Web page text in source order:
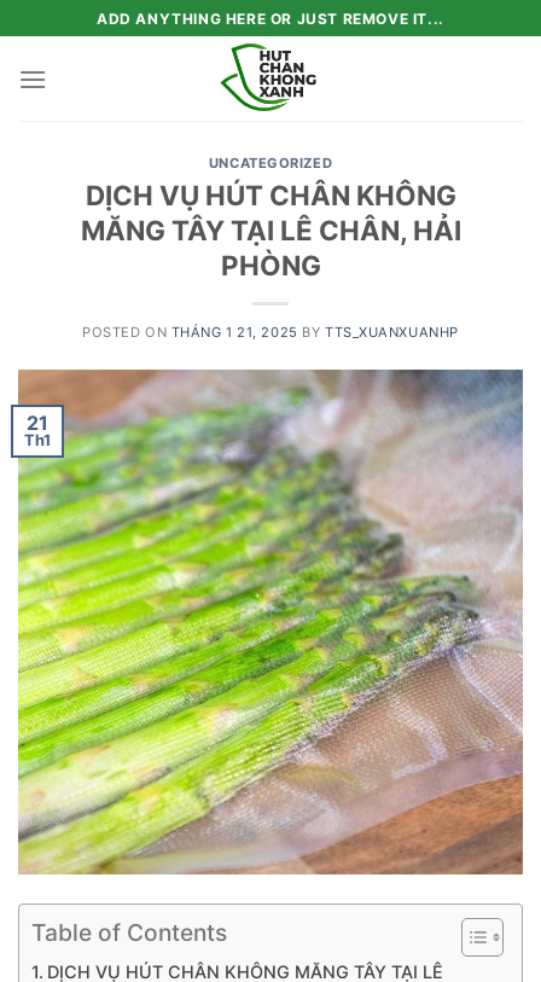
to
content
ADD ANYTHING HERE OR JUST REMOVE IT...
UNCATEGORIZED
DỊCH VỤ HÚT CHÂN KHÔNG
MĂNG TÂY TẠI LÊ CHÂN, HẢI
PHÒNG
POSTED ON THÁNG 1 21, 2025 BY TTS_XUANXUANHP
21
Th1
Table of Contents
DỊCH VỤ HÚT CHÂN KHÔNG MĂNG TÂY TẠI LÊ